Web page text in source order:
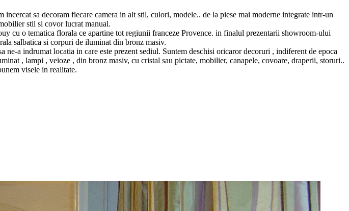
sa decoram fiecare camera in alt stil, culori, modele.. de la piese mai moderne integrate intr-un
stil si covor lucrat manual.
cu o tematica florala ce apartine tot regiunii franceze Provence. in finalul prezentarii showroom-ului
salbatica si corpuri de iluminat din bronz masiv.
a indrumat locatia in care este prezent sediul. Suntem deschisi oricaror decoruri , indiferent de epoca
, lampi , veioze , din bronz masiv, cu cristal sau pictate, mobilier, canapele, covoare, draperii, storuri..
visele in realitate.